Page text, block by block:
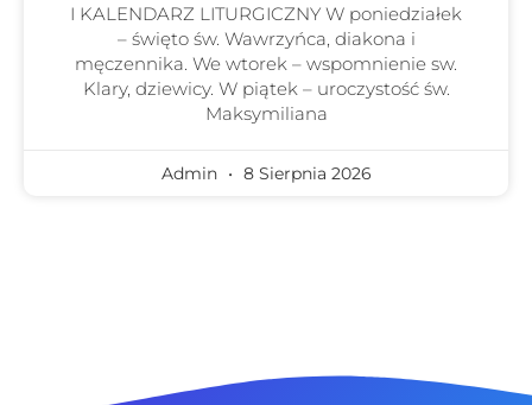
I KALENDARZ LITURGICZNY W poniedziałek
– święto św. Wawrzyńca, diakona i
męczennika. We wtorek – wspomnienie sw.
Klary, dziewicy. W piątek – uroczystość św.
Maksymiliana
Admin 8 Sierpnia 2026